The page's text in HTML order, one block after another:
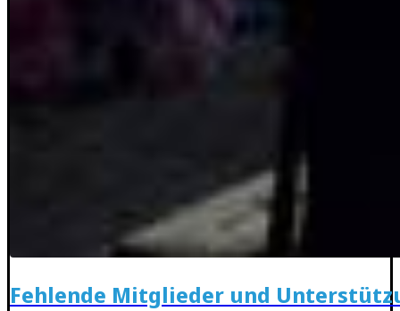
Fehlende Mitglieder und